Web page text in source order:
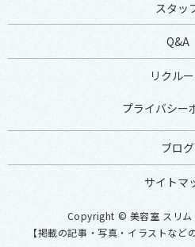
スタッ
Q&A
リクル
プライバシー
ブログ
サイトマ
Copyright © 美容室 スリム
【掲載の記事・写真・イラストなど